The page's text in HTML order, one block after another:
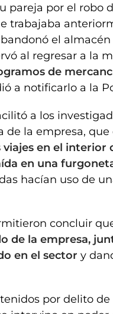
pareja por el robo
trabajaba
el
al regresar a la
de
a notificarlo a la
a los
de la empresa, que
en el interior
en una
hacían uso de
concluir
de la empresa,
en el sector y
por delito